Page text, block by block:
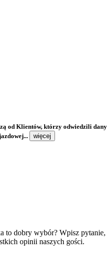
od Klientów, którzy odwiedzili dany
więcej
to dobry wybór? Wpisz pytanie,
opinii naszych gości.